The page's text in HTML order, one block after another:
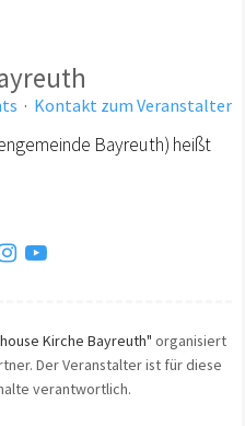
· Kontakt zum Veranstalter
Bayreuth) heißt
Kirche Bayreuth" organisiert
Der Veranstalter ist für diese
verantwortlich.